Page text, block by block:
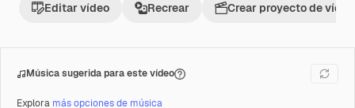
Editar vídeo Recrear Crear proyecto de vídeo
Música sugerida para este vídeo
Explora más opciones de música